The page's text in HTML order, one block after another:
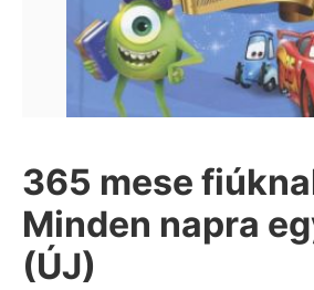
365 mese
Minden napra
(ÚJ)